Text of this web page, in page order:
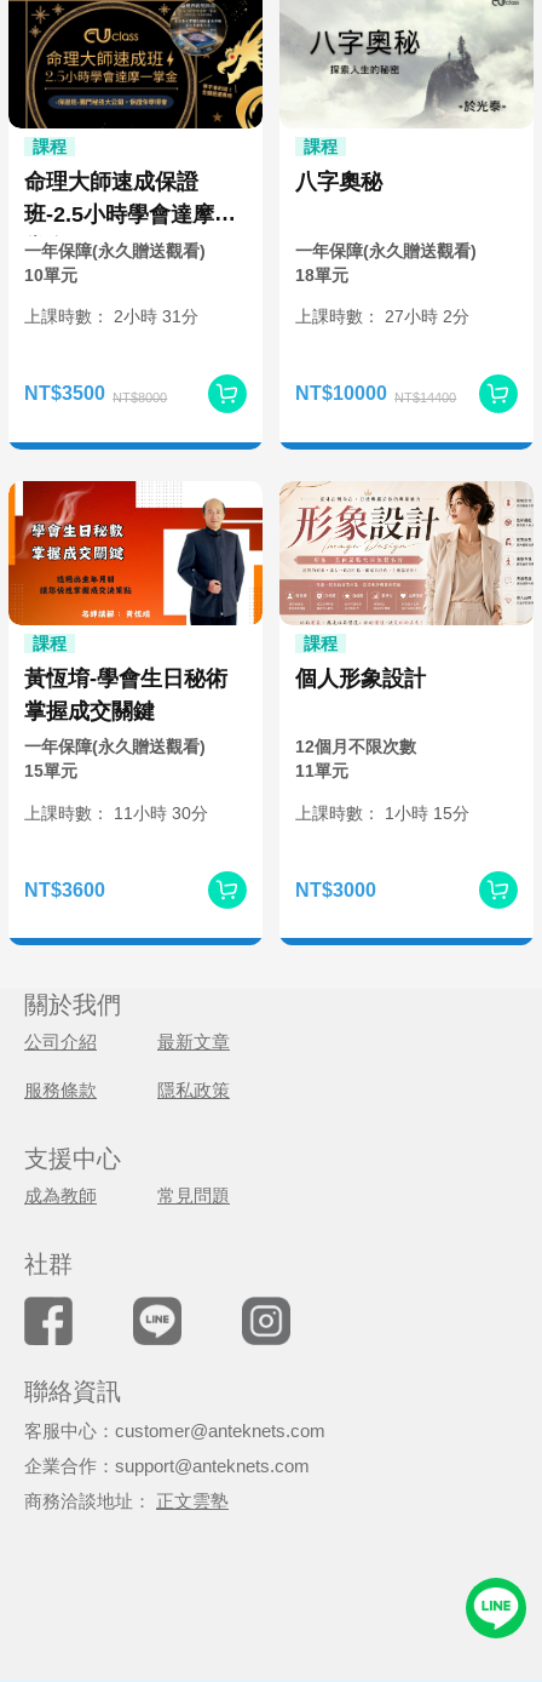
課程
命理大師速成保證
班-2.5小時學會達摩一
掌金
一年保障(永久贈送觀看)
10單元
上課時數： 2小時 31分
NT$3500 NT$8000
課程
八字奧秘
一年保障(永久贈送觀看)
18單元
上課時數： 27小時 2分
NT$10000 NT$14400
課程
黃恆堉-學會生日秘術
掌握成交關鍵
一年保障(永久贈送觀看)
15單元
上課時數： 11 小時 30分
NT$3600
課程
個人形象設計
12個月不限次數
11單元
上課時數： 1 小時 15分
NT$3000
關於我們
公司介紹 最新文章
服務條款 隱私政策
支援中心
成為教師 常見問題
社群
聯絡資訊
客服中心：customer@anteknets.com
企業合作：support@anteknets.com
商務洽談地址： 正文雲塾